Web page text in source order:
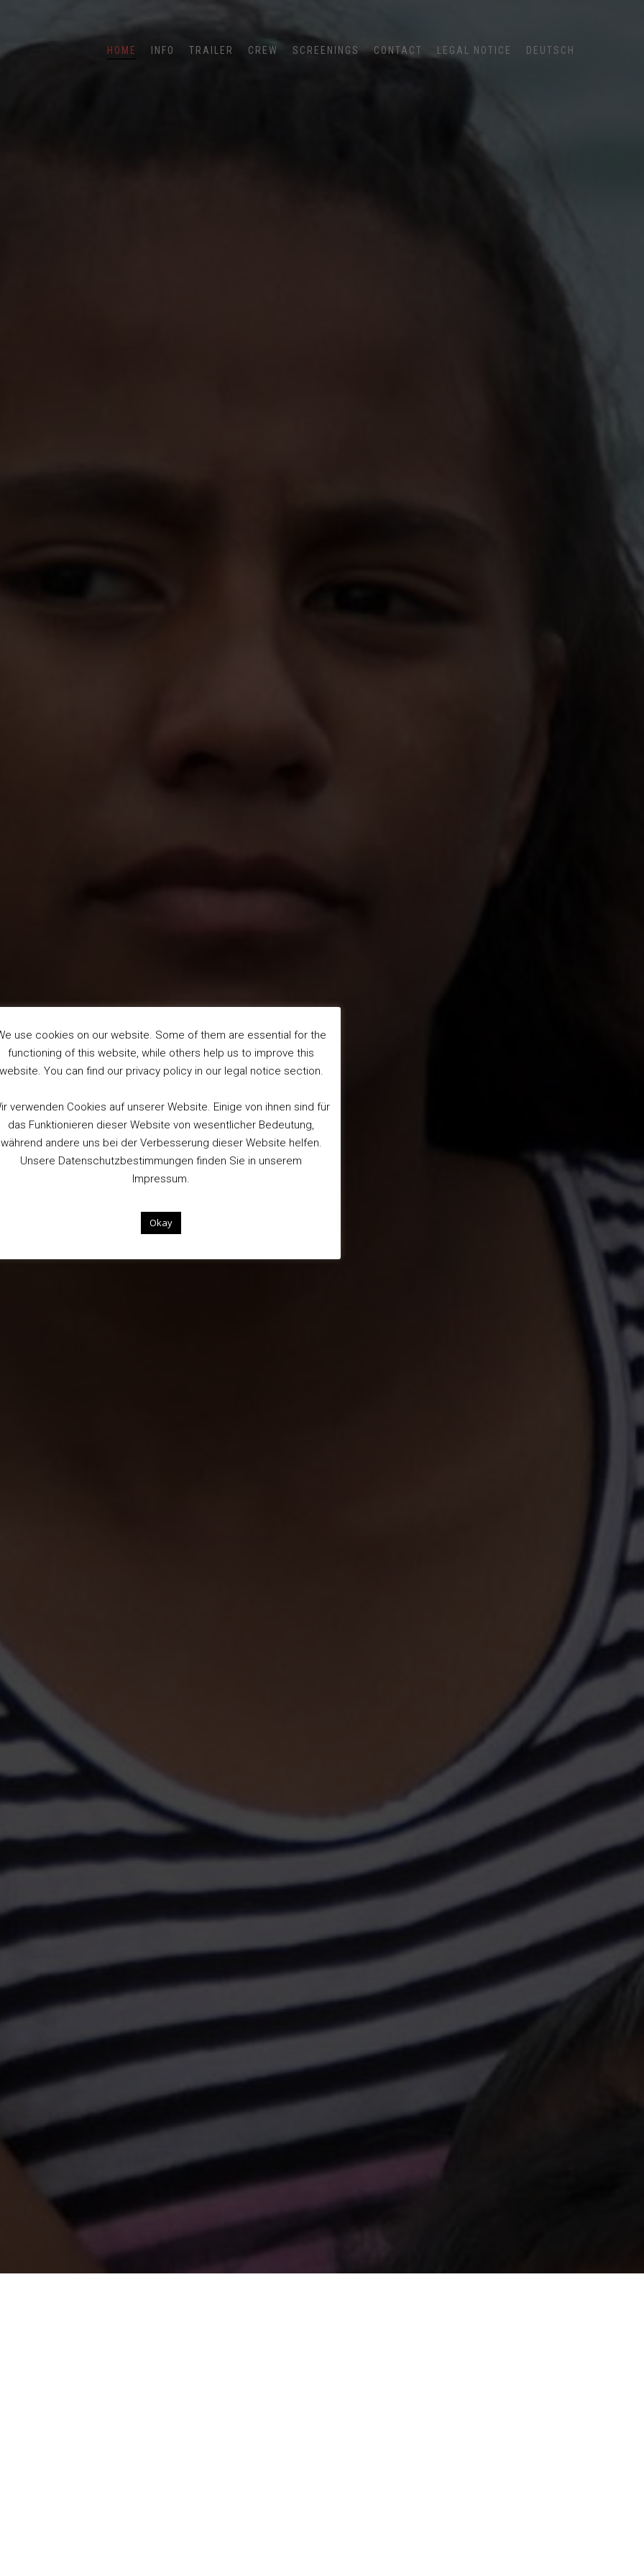
HOME INFO TRAILER CREW SCREENINGS CONTACT LEGAL NOTICE DEUTSCH
ONE WORD
TRAILER INFO
We are not drowning. We are fighting.
use cookies on our website. Some of them are essential for the
functioning of this website, while others help us to improve this
You can find our privacy policy in our legal notice section.
verwenden Cookies auf unserer Website. Einige von ihnen sind für
das Funktionieren dieser Website von wesentlicher Bedeutung,
während andere uns bei der Verbesserung dieser Website helfen.
Unsere Datenschutzbestimmungen finden Sie in unserem
Impressum.
Okay